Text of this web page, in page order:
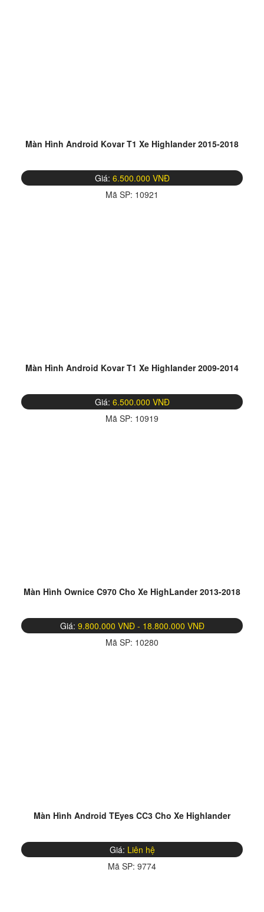
Màn Hình Android Kovar T1 Xe Highlander 2015-2018
Giá: 6.500.000 VNĐ
Mã SP: 10921
Màn Hình Android Kovar T1 Xe Highlander 2009-2014
Giá: 6.500.000 VNĐ
Mã SP: 10919
Màn Hình Ownice C970 Cho Xe HighLander 2013-2018
Giá: 9.800.000 VNĐ - 18.800.000 VNĐ
Mã SP: 10280
Màn Hình Android TEyes CC3 Cho Xe Highlander
Giá: Liên hệ
Mã SP: 9774